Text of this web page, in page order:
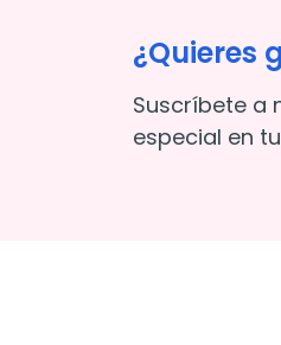
¿Quieres
Suscríbete a
especial en